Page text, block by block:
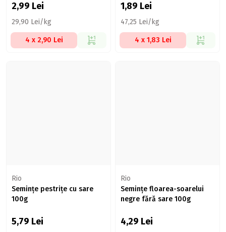
2,99 Lei
29,90 Lei/kg
4 x 2,90 Lei
1,89 Lei
47,25 Lei/kg
4 x 1,83 Lei
Rio
Semințe pestrițe cu sare
100g
5,79 Lei
Rio
Semințe floarea-soarelui
negre fără sare 100g
4,29 Lei